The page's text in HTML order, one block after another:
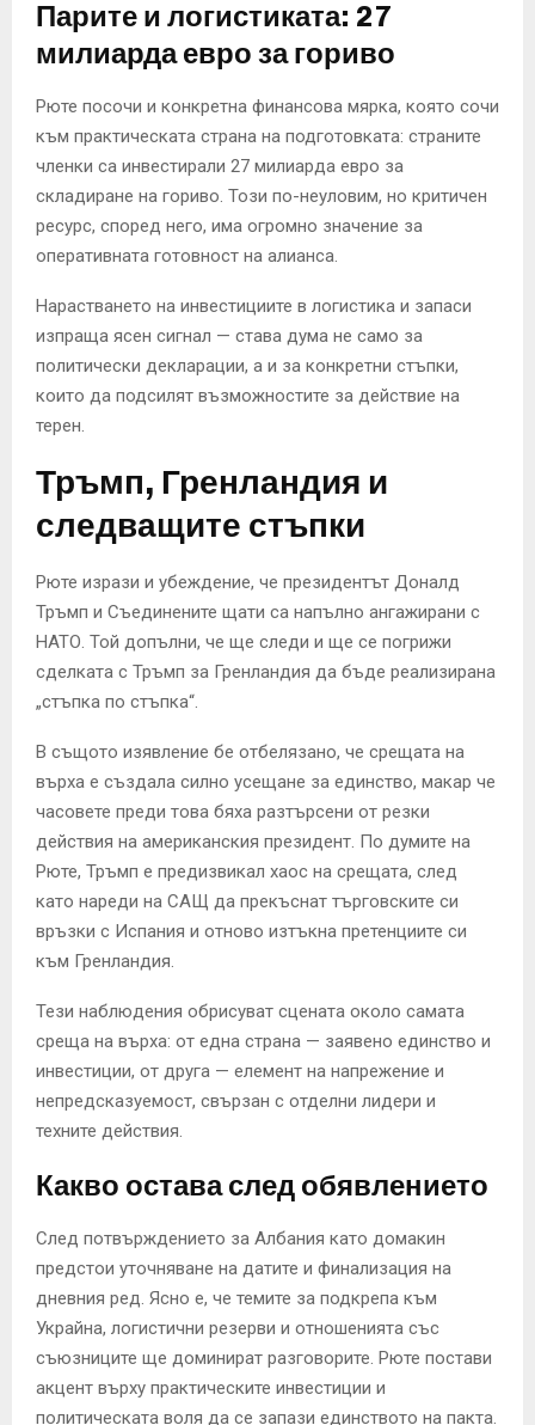
Парите и логистиката: 27
милиарда евро за гориво
Рюте посочи и конкретна финансова мярка, която сочи
към практическата страна на подготовката: страните
членки са инвестирали 27 милиарда евро за
складиране на гориво. Този по-неуловим, но критичен
ресурс, според него, има огромно значение за
оперативната готовност на алианса.
Нарастването на инвестициите в логистика и запаси
изпраща ясен сигнал — става дума не само за
политически декларации, а и за конкретни стъпки,
които да подсилят възможностите за действие на
терен.
Тръмп, Гренландия и
следващите стъпки
Рюте изрази и убеждение, че президентът Доналд
Тръмп и Съединените щати са напълно ангажирани с
НАТО. Той допълни, че ще следи и ще се погрижи
сделката с Тръмп за Гренландия да бъде реализирана
„стъпка по стъпка“.
В същото изявление бе отбелязано, че срещата на
върха е създала силно усещане за единство, макар че
часовете преди това бяха разтърсени от резки
действия на американския президент. По думите на
Рюте, Тръмп е предизвикал хаос на срещата, след
като нареди на САЩ да прекъснат търговските си
връзки с Испания и отново изтъкна претенциите си
към Гренландия.
Тези наблюдения обрисуват сцената около самата
среща на върха: от една страна — заявено единство и
инвестиции, от друга — елемент на напрежение и
непредсказуемост, свързан с отделни лидери и
техните действия.
Какво остава след обявлението
След потвърждението за Албания като домакин
предстои уточняване на датите и финализация на
дневния ред. Ясно е, че темите за подкрепа към
Украйна, логистични резерви и отношенията със
съюзниците ще доминират разговорите. Рюте постави
акцент върху практическите инвестиции и
политическата воля да се запази единството на пакта.